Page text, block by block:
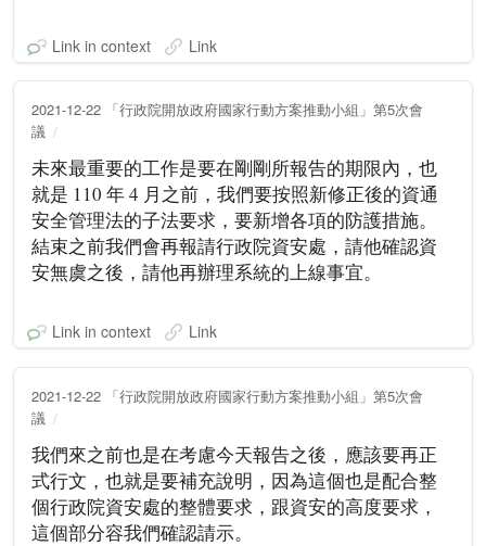
Link in context Link
2021-12-22 「行政院開放政府國家行動方案推動小組」第5次會
議
未來最重要的工作是要在剛剛所報告的期限內，也
就是 110 年 4 月之前，我們要按照新修正後的資通
安全管理法的子法要求，要新增各項的防護措施。
結束之前我們會再報請行政院資安處，請他確認資
安無虞之後，請他再辦理系統的上線事宜。
Link in context Link
2021-12-22 「行政院開放政府國家行動方案推動小組」第5次會
議
我們來之前也是在考慮今天報告之後，應該要再正
式行文，也就是要補充說明，因為這個也是配合整
個行政院資安處的整體要求，跟資安的高度要求，
這個部分容我們確認請示。